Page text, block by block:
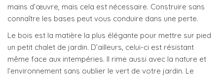
mains d’œuvre, mais cela est nécessaire. Construire sans
connaître les bases peut vous conduire dans une perte.
Le bois est la matière la plus élégante pour mettre sur pied
un petit chalet de jardin. D’ailleurs, celui-ci est résistant
même face aux intempéries. Il rime aussi avec la nature et
l’environnement sans oublier le vert de votre jardin. Le